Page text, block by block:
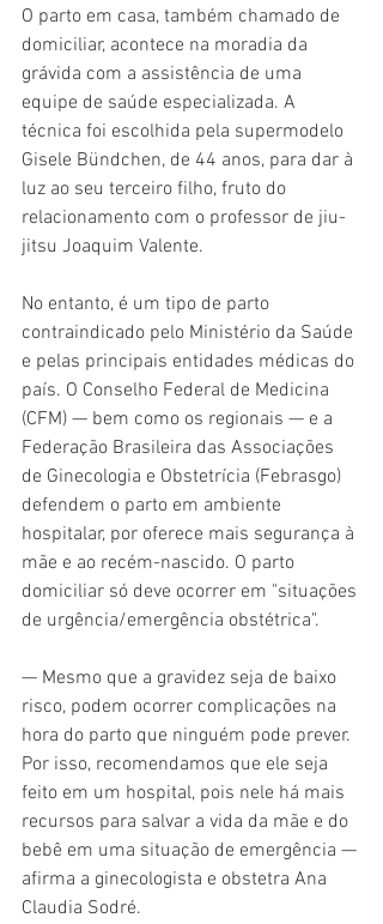
O parto em casa, também chamado de
domiciliar, acontece na moradia da
grávida com a assistência de uma
equipe de saúde especializada. A
técnica foi escolhida pela supermodelo
Gisele Bündchen, de 44 anos, para dar à
luz ao seu terceiro filho, fruto do
relacionamento com o professor de jiu-
jitsu Joaquim Valente.
No entanto, é um tipo de parto
contraindicado pelo Ministério da Saúde
e pelas principais entidades médicas do
país. O Conselho Federal de Medicina
(CFM) — bem como os regionais — e a
Federação Brasileira das Associações
de Ginecologia e Obstetrícia (Febrasgo)
defendem o parto em ambiente
hospitalar, por oferece mais segurança à
mãe e ao recém-nascido. O parto
domiciliar só deve ocorrer em "situações
de urgência/emergência obstétrica".
— Mesmo que a gravidez seja de baixo
risco, podem ocorrer complicações na
hora do parto que ninguém pode prever.
Por isso, recomendamos que ele seja
feito em um hospital, pois nele há mais
recursos para salvar a vida da mãe e do
bebê em uma situação de emergência —
afirma a ginecologista e obstetra Ana
Claudia Sodré.